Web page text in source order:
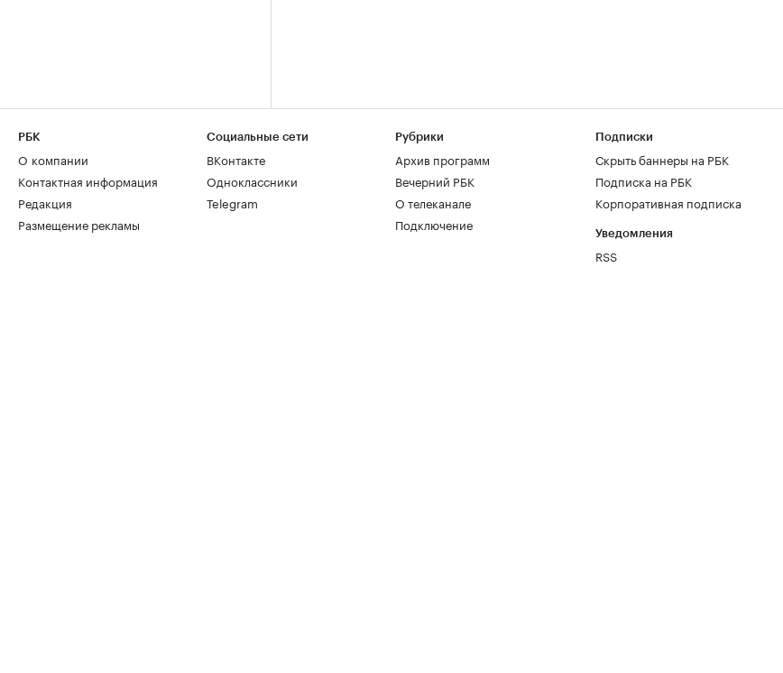
РБК
О компании
Контактная информация
Редакция
Размещение рекламы
Социальные сети
ВКонтакте
Одноклассники
Telegram
Рубрики
Архив программ
Вечерний РБК
О телеканале
Подключение
Подписки
Скрыть баннеры на РБК
Подписка на РБК
Корпоративная подписка
Уведомления
RSS